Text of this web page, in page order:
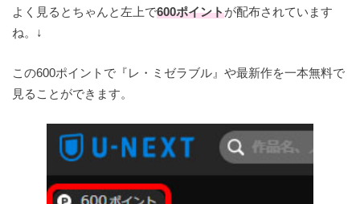
よく見るとちゃんと左上で600ポイントが配布されています
ね。↓
この600ポイントで『レ・ミゼラブル』や最新作を一本無料で
見ることができます。